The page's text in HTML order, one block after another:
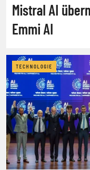
Mistral AI
Emmi AI
TECHNOLOGIE